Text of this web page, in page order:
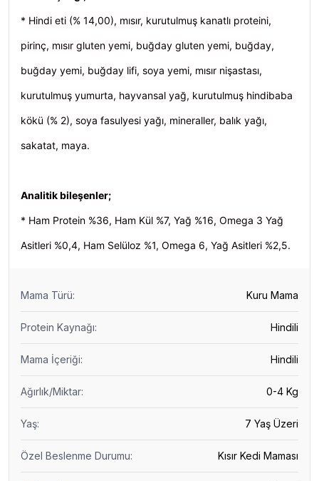
* Hindi eti (% 14,00), mısır, kurutulmuş kanatlı proteini,
pirinç, mısır gluten yemi, buğday gluten yemi, buğday,
buğday yemi, buğday lifi, soya yemi, mısır nişastası,
kurutulmuş yumurta, hayvansal yağ, kurutulmuş hindibaba
kökü (% 2), soya fasulyesi yağı, mineraller, balık yağı,
sakatat, maya.
Analitik bileşenler;
* Ham Protein %36, Ham Kül %7, Yağ %16, Omega 3 Yağ
Asitleri %0,4, Ham Selüloz %1, Omega 6, Yağ Asitleri %2,5.
Mama Türü: Kuru Mama
Protein Kaynağı: Hindili
Mama İçeriği: Hindili
Ağırlık/Miktar: 0-4 Kg
Yaş: 7 Yaş Üzeri
Özel Beslenme Durumu: Kısır Kedi Maması